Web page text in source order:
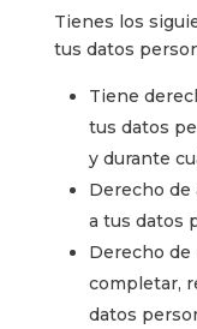
Tienes los
tus datos
Tiene
tus datos
y durante
Derecho de
a tus datos
Derecho
completar,
datos